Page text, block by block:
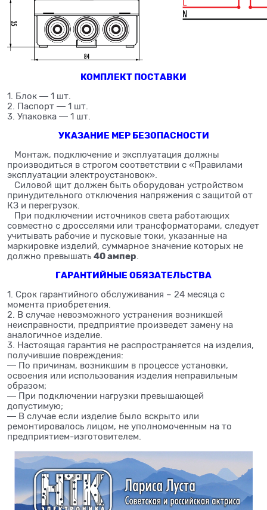
КОМПЛЕКТ ПОСТАВКИ
1. Блок ― 1 шт.
2. Паспорт ― 1 шт.
3. Упаковка ― 1 шт.
УКАЗАНИЕ МЕР БЕЗОПАСНОСТИ
Монтаж, подключение и эксплуатация должны
производиться в строгом соответствии с «Правилами
эксплуатации электроустановок».
Силовой щит должен быть оборудован устройством
принудительного отключения напряжения с защитой от
КЗ и перегрузок.
При подключении источников света работающих
совместно с дросселями или трансформаторами, следует
учитывать рабочие и пусковые токи, указанные на
маркировке изделий, суммарное значение которых не
должно превышать 40 ампер.
ГАРАНТИЙНЫЕ ОБЯЗАТЕЛЬСТВА
1. Срок гарантийного обслуживания – 24 месяца с
момента приобретения.
2. В случае невозможного устранения возникшей
неисправности, предприятие произведет замену на
аналогичное изделие.
3. Настоящая гарантия не распространяется на изделия,
получившие повреждения:
― По причинам, возникшим в процессе установки,
освоения или использования изделия неправильным
образом;
― При подключении нагрузки превышающей
допустимую;
― В случае если изделие было вскрыто или
ремонтировалось лицом, не уполномоченным на то
предприятием-изготовителем.